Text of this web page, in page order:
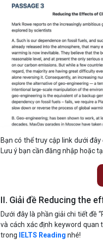
Bạn có thể truy cập link dưới
Lưu ý bạn cần đăng nhập hoặc
II. Giải đề Reducing the
Dưới đây là phần giải chi tiết đề
và cách xác định keyword quan
trong
IELTS Reading nhé!